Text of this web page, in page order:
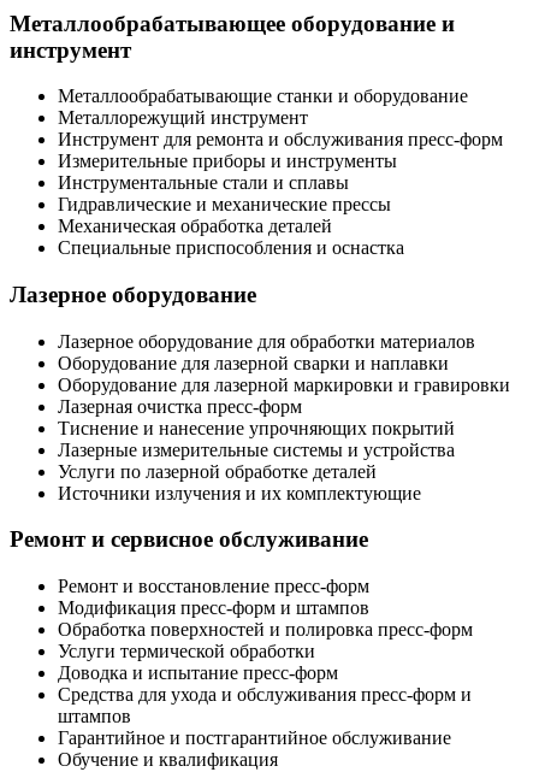
Металлообрабатывающее оборудование и
инструмент
Металлообрабатывающие станки и оборудование
Металлорежущий инструмент
Инструмент для ремонта и обслуживания пресс-форм
Измерительные приборы и инструменты
Инструментальные стали и сплавы
Гидравлические и механические прессы
Механическая обработка деталей
Специальные приспособления и оснастка
Лазерное оборудование
Лазерное оборудование для обработки материалов
Оборудование для лазерной сварки и наплавки
Оборудование для лазерной маркировки и гравировки
Лазерная очистка пресс-форм
Тиснение и нанесение упрочняющих покрытий
Лазерные измерительные системы и устройства
Услуги по лазерной обработке деталей
Источники излучения и их комплектующие
Ремонт и сервисное обслуживание
Ремонт и восстановление пресс-форм
Модификация пресс-форм и штампов
Обработка поверхностей и полировка пресс-форм
Услуги термической обработки
Доводка и испытание пресс-форм
Средства для ухода и обслуживания пресс-форм и
штампов
Гарантийное и постгарантийное обслуживание
Обучение и квалификация